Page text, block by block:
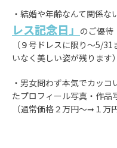
・結婚や年齢なんて関係な
レス記念日」 のご優待
（９号ドレスに限り～5/
いなく美しい姿が残ります）
・男女問わず本気でカッ
たプロフィール写真・作品
（通常価格２万円～➞１万